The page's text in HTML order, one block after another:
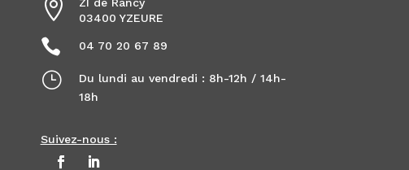

03400 YZEURE
 04 70 20 67 89
}
Du lundi au vendredi : 8h-12h / 14h-
18h
Suivez-nous :